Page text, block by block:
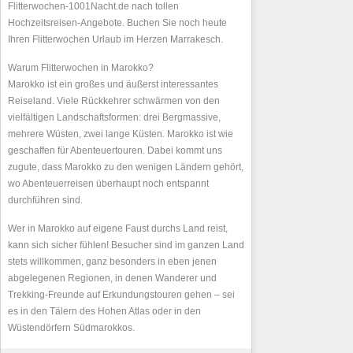
Flitterwochen-1001Nacht.de nach tollen
Hochzeitsreisen-Angebote. Buchen Sie noch heute
Ihren Flitterwochen Urlaub im Herzen Marrakesch.
Warum Flitterwochen in Marokko?
Marokko ist ein großes und äußerst interessantes
Reiseland. Viele Rückkehrer schwärmen von den
vielfältigen Landschaftsformen: drei Bergmassive,
mehrere Wüsten, zwei lange Küsten. Marokko ist wie
geschaffen für Abenteuertouren. Dabei kommt uns
zugute, dass Marokko zu den wenigen Ländern gehört,
wo Abenteuerreisen überhaupt noch entspannt
durchführen sind.
Wer in Marokko auf eigene Faust durchs Land reist,
kann sich sicher fühlen! Besucher sind im ganzen Land
stets willkommen, ganz besonders in eben jenen
abgelegenen Regionen, in denen Wanderer und
Trekking-Freunde auf Erkundungstouren gehen – sei
es in den Tälern des Hohen Atlas oder in den
Wüstendörfern Südmarokkos.